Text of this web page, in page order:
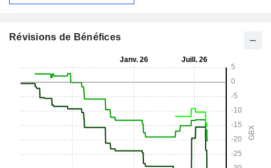
Révisions de Bénéfices